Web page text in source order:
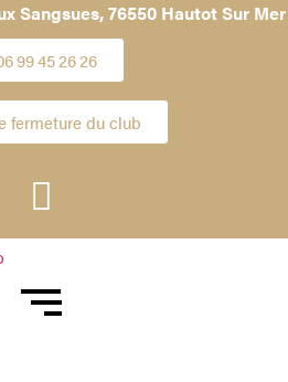
Sangsues,76550 Hautot Sur Mer
99 45 26 26
fermeture du club